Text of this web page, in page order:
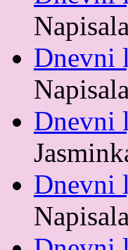
Dnevni
Dnevni
Dnevni